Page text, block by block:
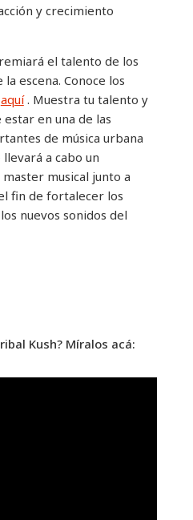
y crecimiento
el talento de los
escena. Conoce los
aquí. Muestra tu talento y
en una de las
de música urbana
a cabo un
musical junto a
fin de fortalecer los
nuevos sonidos del
Kush? Míralos acá: